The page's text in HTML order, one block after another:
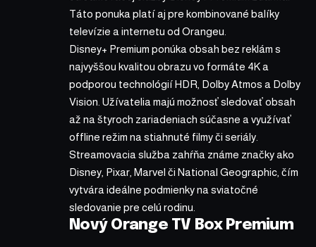
Táto ponuka platí aj pre kombinované balíky
televízie a internetu od Orangeu.
Disney+ Premium ponúka obsah bez reklám s
najvyššou kvalitou obrazu vo formáte 4K a
podporou technológií HDR, Dolby Atmos a Dolby
Vision. Užívatelia majú možnosť sledovať obsah
až na štyroch zariadeniach súčasne a využívať
offline režim na stiahnuté filmy či seriály.
Streamovacia služba zahŕňa známe značky ako
Disney, Pixar, Marvel či National Geographic, čím
vytvára ideálne podmienky na sviatočné
sledovanie pre celú rodinu.
Nový Orange TV Box Premium